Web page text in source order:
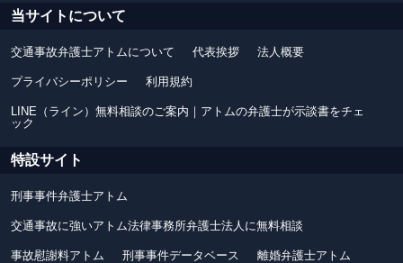
当サイトについて
交通事故弁護士アトムについて 代表挨拶 法人概要
プライバシーポリシー 利用規約
LINE（ライン）無料相談のご案内｜アトムの弁護士が示談書をチェ
ック
特設サイト
刑事事件弁護士アトム
交通事故に強いアトム法律事務所弁護士法人に無料相談
事故慰謝料アトム 刑事事件データベース 離婚弁護士アトム